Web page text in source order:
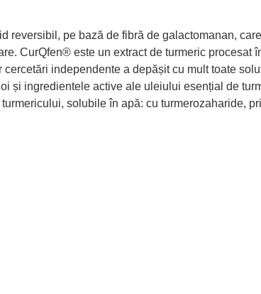
pe bază de fibră de galactomanan,
CurQfen® este un extract de turmeric procesat
independente a depășit cu mult toate
și ingredientele active ale uleiului esențial de
solubile în apă: cu turmerozaharide,